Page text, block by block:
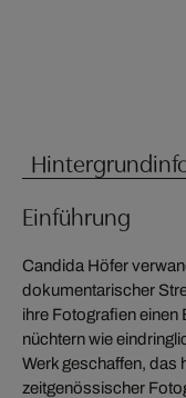
Einführung
Candida Höfer
dokumentarischer
ihre Fotografien einen
nüchtern wie
Werk geschaffen, das
zeitgenössischer